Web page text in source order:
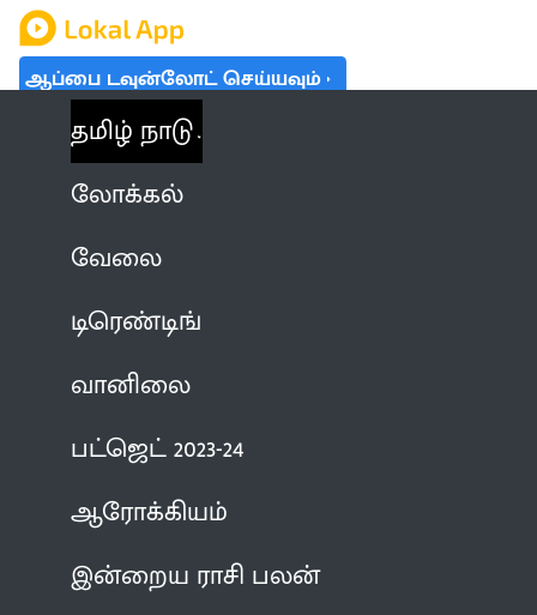
ஆப்பை டவுன்லோட் செய்யவும்
தமிழ் நாடு
லோக்கல்
வேலை
டிரெண்டிங்
வானிலை
பட்ஜெட் 2023-24
ஆரோக்கியம்
இன்றைய ராசி பலன்